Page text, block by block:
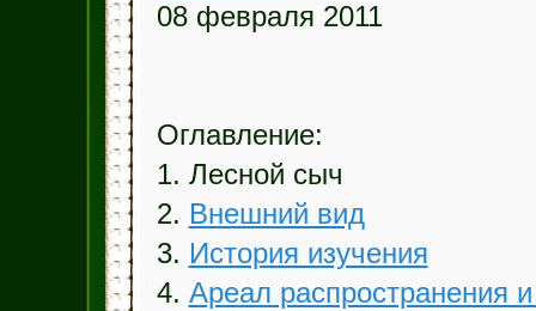
08 февраля 2011
Оглавление:
1. Лесной сыч
2. Внешний вид
3. История изучения
4. Ареал распространения